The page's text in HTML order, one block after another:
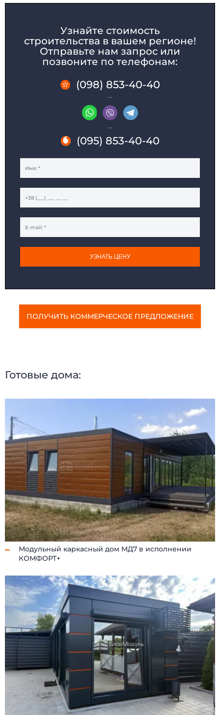
ДОМА МОДУЛЬНЫЕ
КАРКАСНЫЕ ДОМА
ДАЧНЫЕ ДОМИКИ
МОДУЛЬНЫЕ ОФИСЫ
САНИТАРНЫЕ БЛОКИ
МОДУЛЬНЫЕ ПРАЧЕЧНЫЕ
ПОСТЫ ОХРАНЫ
ТОРГОВЫЕ ПАВИЛЬОНЫ
КИОСКИ и ЛАРЬКИ
ОБЩЕЖИТИЯ
МОДУЛЬНЫЕ ЗДАНИЯ
МОДУЛЬНЫЕ ГОСТИНИЦЫ
БЫТОВКИ
СТОЛОВЫЕ
МОДУЛЬНЫЕ ЦЕХА
ГОРОДКИ
ГЛЭМПИНГ
Узнайте стоимость
строительства в вашем регионе!
Отправьте нам запрос или
позвоните по телефонам:
(098) 853-40-40
(095) 853-40-40
УЗНАТЬ ЦЕНУ
ПОЛУЧИТЬ КОММЕРЧЕСКОЕ ПРЕДЛОЖЕНИЕ
Готовые дома:
Модульный каркасный дом МД7 в исполнении
КОМФОРТ+